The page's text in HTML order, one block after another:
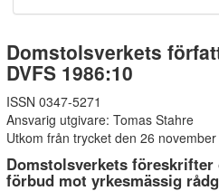
Domstolsverkets
DVFS 1986:10
ISSN 0347-5271
Ansvarig utgivare: Tomas Stahre
Utkom från trycket den 26
Domstolsverkets föreskrifter
förbud mot yrkesmässig